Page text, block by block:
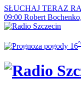
SŁUCHAJ TERAZ
09:00 Robert
16